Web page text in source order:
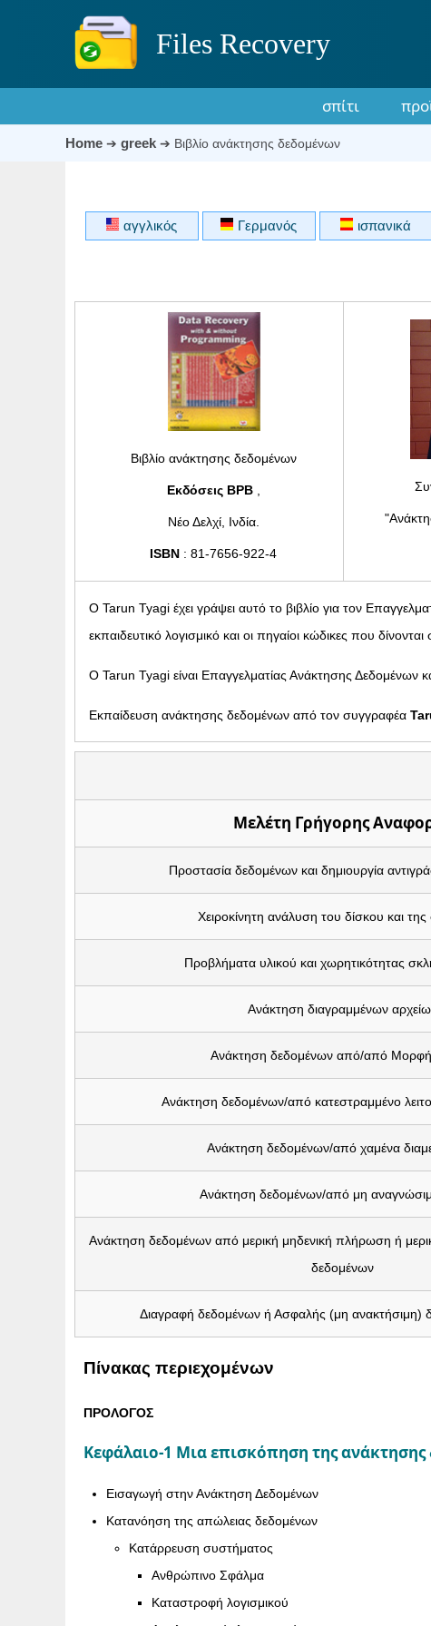
Files Recovery
σπίτι
Home ➔ greek ➔ Βιβλίο ανάκτησης δεδομένων
αγγλικός Γερμανός ισπανικά
Βιβλίο ανάκτησης δεδομένων
Εκδόσεις BPB,
Νέο Δελχί, Ινδία.
ISBN : 81-7656-922-4
Ο Tarun Tyagi έχει γράψει αυτό το βιβλίο για τον
εκπαιδευτικό λογισμικό και οι πηγαίοι κώδικες που
Ο Tarun Tyagi είναι Επαγγελματίας Ανάκτησης Δεδομένων
Εκπαίδευση ανάκτησης δεδομένων από τον συγγραφέα
Μελέτη Γρήγορης
Προστασία δεδομένων και δημιουργία
Χειροκίνητη ανάλυση του δίσκου και της
Προβλήματα υλικού και χωρητικότητας
Ανάκτηση διαγραμμένων
Ανάκτηση δεδομένων από/από Μορφή
Ανάκτηση δεδομένων/από κατεστραμμένο
Ανάκτηση δεδομένων/από χαμένα
Ανάκτηση δεδομένων/από μη
Ανάκτηση δεδομένων από μερική μηδενική πλήρωση ή
δεδομένων
Διαγραφή δεδομένων ή Ασφαλής (μη ανακτήσιμη)
Πίνακας περιεχομένων
ΠΡΟΛΟΓΟΣ
Κεφάλαιο-1 Μια επισκόπηση της
Εισαγωγή στην Ανάκτηση Δεδομένων
Κατανόηση της απώλειας δεδομένων
Κατάρρευση συστήματος
Ανθρώπινο Σφάλμα
Καταστροφή λογισμικού